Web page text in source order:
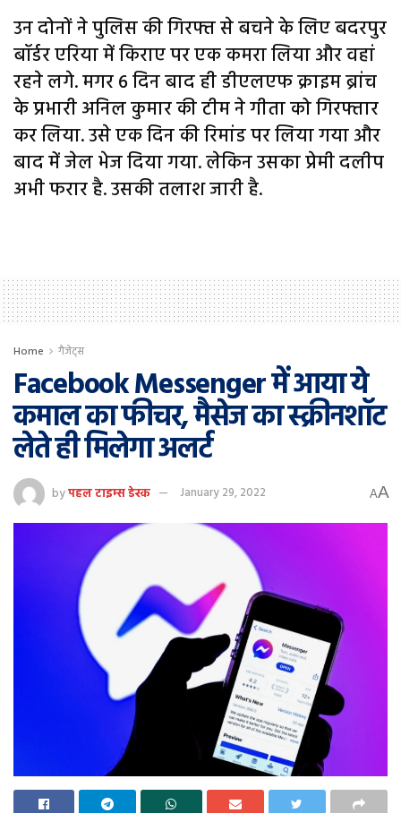
उन दोनों ने पुलिस की गिरफ्त से बचने के लिए बदरपुर
बॉर्डर एरिया में किराए पर एक कमरा लिया और वहां
रहने लगे. मगर 6 दिन बाद ही डीएलएफ क्राइम ब्रांच
के प्रभारी अनिल कुमार की टीम ने गीता को गिरफ्तार
कर लिया. उसे एक दिन की रिमांड पर लिया गया और
बाद में जेल भेज दिया गया. लेकिन उसका प्रेमी दलीप
अभी फरार है. उसकी तलाश जारी है.
Home गैजेट्स
Facebook Messenger में आया ये
कमाल का फीचर, मैसेज का स्क्रीनशॉट
लेते ही मिलेगा अलर्ट
byपहल टाइम्स डेस्क January 29, 2022 AA